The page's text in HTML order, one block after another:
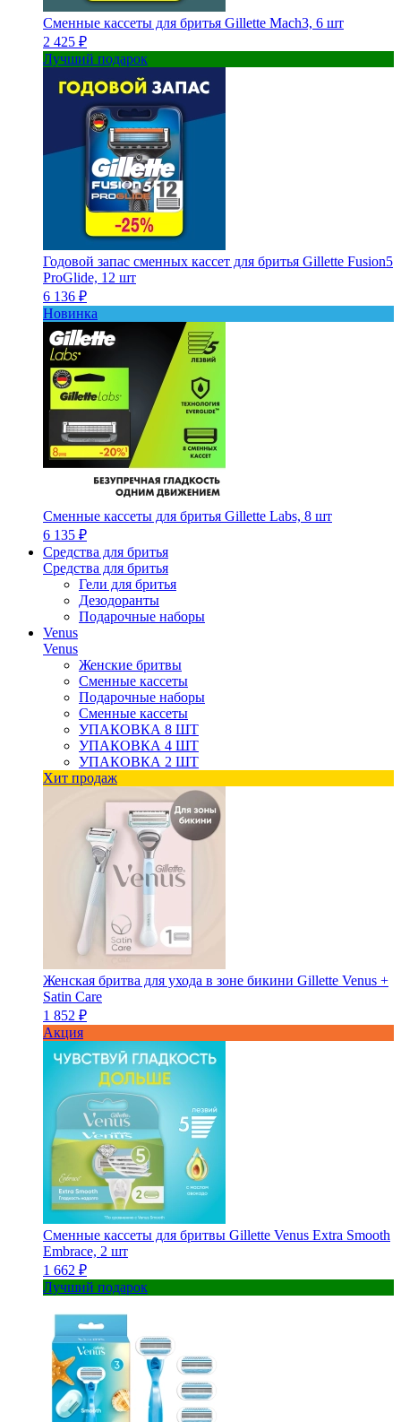
Сменные кассеты для бритья Gillette Mach3, 6 шт
2 425 ₽
Лучший подарок
Годовой запас сменных кассет для бритья Gillette Fusion5
ProGlide, 12 шт
6 136 ₽
Новинка
Сменные кассеты для бритья Gillette Labs, 8 шт
6 135 ₽
Средства для бритья
Средства для бритья
Гели для бритья
Дезодоранты
Подарочные наборы
Venus
Venus
Женские бритвы
Сменные кассеты
Подарочные наборы
Сменные кассеты
УПАКОВКА 8 ШТ
УПАКОВКА 4 ШТ
УПАКОВКА 2 ШТ
Хит продаж
Женская бритва для ухода в зоне бикини Gillette Venus +
Satin Care
1 852 ₽
Акция
Сменные кассеты для бритвы Gillette Venus Extra Smooth
Embrace, 2 шт
1 662 ₽
Лучший подарок